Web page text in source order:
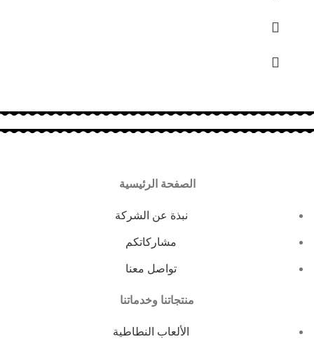
الصفحة الرئيسية
نبذة عن الشركة
مشاركاتكم
تواصل معنا
منتجاتنا وخدماتنا
الألعاب النطاطية